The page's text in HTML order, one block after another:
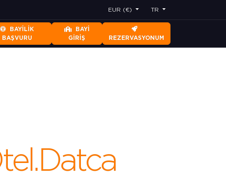
EUR (€) TR
BAYILIK
BAŞVURU
BAYI
GIRIŞ
REZERVASYONUM